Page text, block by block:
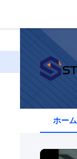
ホーム